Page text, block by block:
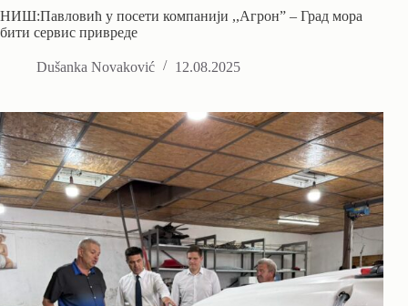
НИШ:Павловић у посети компанији ,,Агрон” – Град мора
бити сервис привреде
Dušanka Novaković 12.08.2025